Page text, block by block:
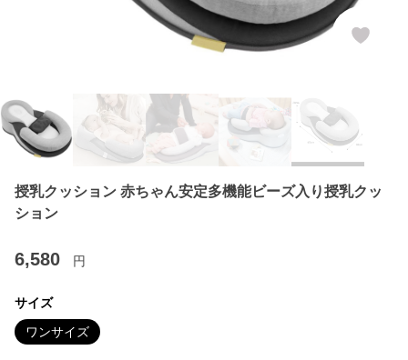
授乳クッション 赤ちゃん安定多機能ビーズ入り授乳クッ
ション
6,580 円
サイズ
ワンサイズ